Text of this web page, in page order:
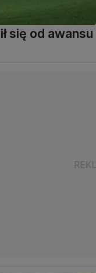
się od awansu